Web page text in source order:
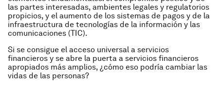
las partes interesadas, ambientes legales y regulatorios
propicios, y el aumento de los sistemas de pagos y de la
infraestructura de tecnologías de la información y las
comunicaciones (TIC).
Si se consigue el acceso universal a servicios
financieros y se abre la puerta a servicios financieros
apropiados más amplios, ¿cómo eso podría cambiar las
vidas de las personas?